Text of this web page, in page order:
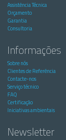
Assistência Técnica
Orçamento
Garantia
Consultoria
Informações
Sobre nós
Clientes de Referência
Contacte-nos
Serviço técnico
FAQ
Certificação
Iniciativas ambientais
Newsletter